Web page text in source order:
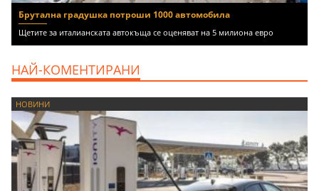
Брутална градушка потроши 1000 автомобила
Щетите за италианската автокъща се оценяват на 5 милиона евро
НАЙ-КОМЕНТИРАНИ
НОВИНИ